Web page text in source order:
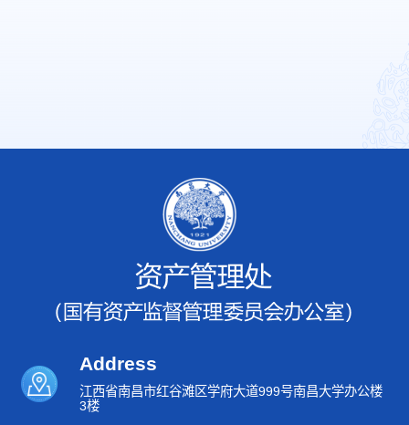
Address
江西省南昌市红谷滩区学府大道999号南昌大学办公楼
3楼